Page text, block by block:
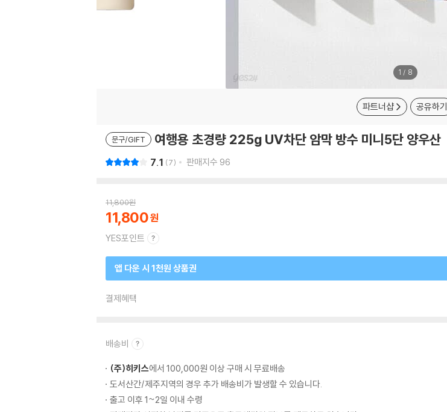
1 / 8
파트너샵 공유하기
문구/GIFT 여행용 초경량 225g UV차단 암막 방수 미니5단 양우산
7.1 7 판매지수 96
11,800원
11,800
YES포인트
앱 다운 시 1천원 상품권
결제혜택
배송비
(주)히키스에서 100,000원 이상 구매 시 무료배송
도서산간/제주지역의 경우 추가 배송비가 발생할 수 있습니다.
출고 이후 1~2일 이내 수령